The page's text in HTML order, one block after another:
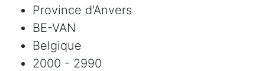
Province d'Anvers
BE-VAN
Belgique
2000 - 2990